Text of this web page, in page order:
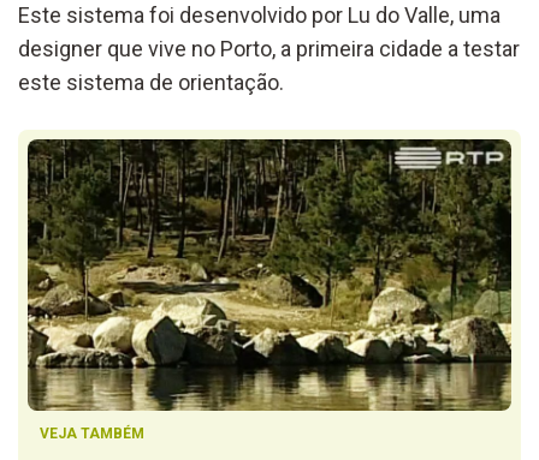
Este sistema foi desenvolvido por Lu do Valle, uma
designer que vive no Porto, a primeira cidade a testar
este sistema de orientação.
VEJA TAMBÉM